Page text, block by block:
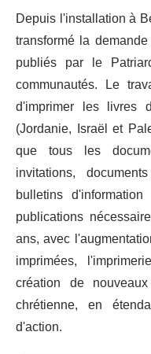
Depuis l'installation à
transformé la
publiés par le
communautés. Le
d'imprimer les livres
(Jordanie, Israël et
que tous les
invitations,
bulletins
publications
ans, avec
imprimées,
création de
chrétienne, en
d'action.